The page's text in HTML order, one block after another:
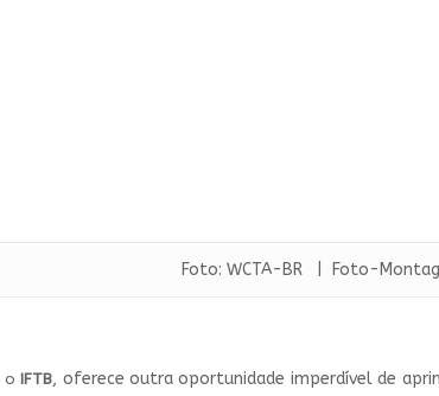
Foto: WCTA-BR | Foto-
oIFTB, oferece outra oportunidade imperdível de